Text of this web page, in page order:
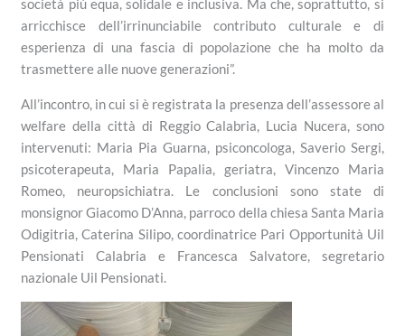
società più equa, solidale e inclusiva. Ma che, soprattutto, si
arricchisce dell’irrinunciabile contributo culturale e di
esperienza di una fascia di popolazione che ha molto da
trasmettere alle nuove generazioni”.
All’incontro, in cui si è registrata la presenza dell’assessore al
welfare della città di Reggio Calabria, Lucia Nucera, sono
intervenuti: Maria Pia Guarna, psiconcologa, Saverio Sergi,
psicoterapeuta, Maria Papalia, geriatra, Vincenzo Maria
Romeo, neuropsichiatra. Le conclusioni sono state di
monsignor Giacomo D’Anna, parroco della chiesa Santa Maria
Odigitria, Caterina Silipo, coordinatrice Pari Opportunità Uil
Pensionati Calabria e Francesca Salvatore, segretario
nazionale Uil Pensionati.